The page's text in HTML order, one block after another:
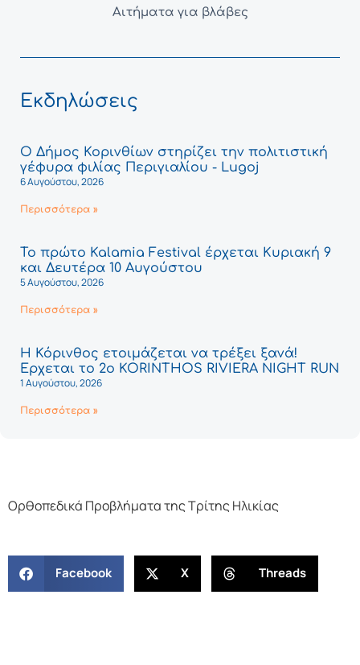
Αιτήματα για βλάβες
Εκδηλώσεις
Ο Δήμος Κορινθίων στηρίζει την πολιτιστική
γέφυρα φιλίας Περιγιαλίου - Lugoj
6 Αυγούστου, 2026
Περισσότερα »
Το πρώτο Kalamia Festival έρχεται Κυριακή 9
και Δευτέρα 10 Αυγούστου
5 Αυγούστου, 2026
Περισσότερα »
Η Κόρινθος ετοιμάζεται να τρέξει ξανά!
Έρχεται το 2ο KORINTHOS RIVIERA NIGHT RUN
1 Αυγούστου, 2026
Περισσότερα »
Ορθοπεδικά Προβλήματα της Τρίτης Ηλικίας
Facebook X Threads